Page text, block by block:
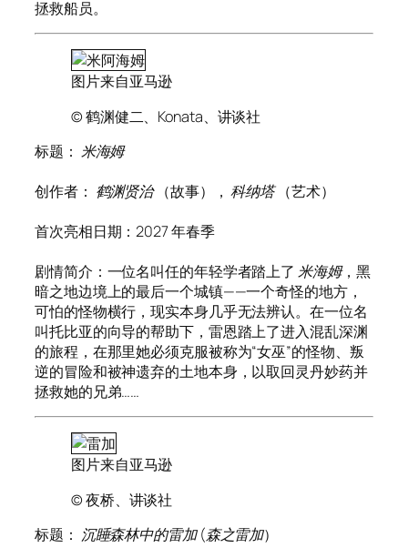
拯救船员。
图片来自亚马逊
© 鹤渊健二、Konata、讲谈社
标题： 米海姆
创作者： 鹤渊贤治（故事），科纳塔（艺术）
首次亮相日期：2027 年春季
剧情简介：一位名叫任的年轻学者踏上了米海姆，黑
暗之地边境上的最后一个城镇——一个奇怪的地方，
可怕的怪物横行，现实本身几乎无法辨认。在一位名
叫托比亚的向导的帮助下，雷恩踏上了进入混乱深渊
的旅程，在那里她必须克服被称为“女巫”的怪物、叛
逆的冒险和被神遗弃的土地本身，以取回灵丹妙药并
拯救她的兄弟……
图片来自亚马逊
© 夜桥、讲谈社
标题： 沉睡森林中的雷加 (森之雷加）